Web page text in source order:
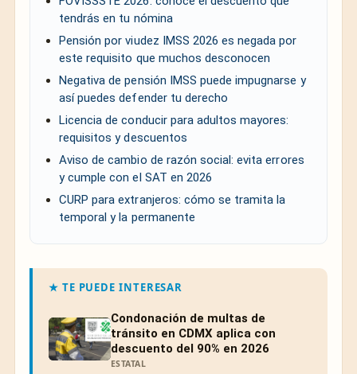
tendrás en tu nómina
Pensión por viudez IMSS 2026 es negada por
este requisito que muchos desconocen
Negativa de pensión IMSS puede impugnarse y
así puedes defender tu derecho
Licencia de conducir para adultos mayores:
requisitos y descuentos
Aviso de cambio de razón social: evita errores
y cumple con el SAT en 2026
CURP para extranjeros: cómo se tramita la
temporal y la permanente
★ TE PUEDE INTERESAR
Condonación de multas de
tránsito en CDMX aplica con
descuento del 90% en 2026
ESTATAL